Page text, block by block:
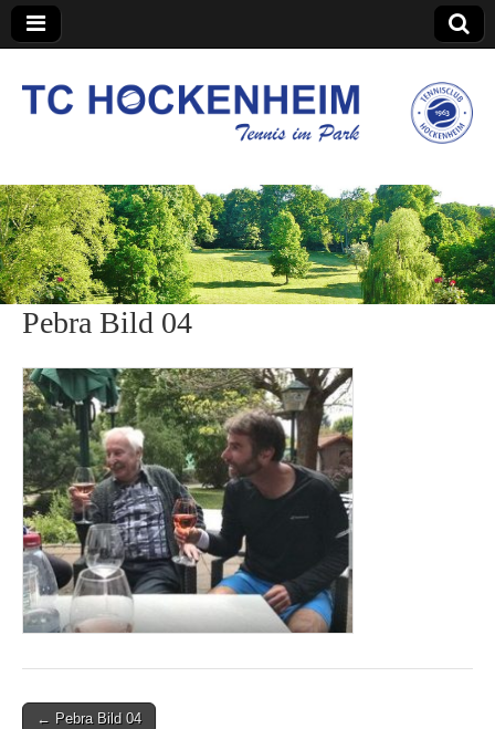
TC Hockenheim
Pebra Bild 04
Post← Pebra Bild 04